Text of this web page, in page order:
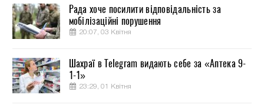
Рада хоче посилити відповідальність за
мобілізаційні порушення
20:07, 03 Квітня
Шахраї в Telegram видають себе за «Аптека 9-
1-1»
23:29, 01 Квітня